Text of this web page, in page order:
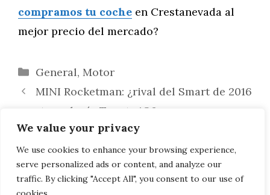
We value your privacy
We use cookies to enhance your browsing experience,
serve personalized ads or content, and analyze our
traffic. By clicking "Accept All", you consent to our use of
compramos tu coche en Crestanevada al
mejor precio del mercado?
Categorías
General, Motor
MINI Rocketman: ¿rival del Smart de 2016
con tecnología Toyota iQ?
DriveNow: nueva aplicación de
smartphone para compartir coche con más
comodidad